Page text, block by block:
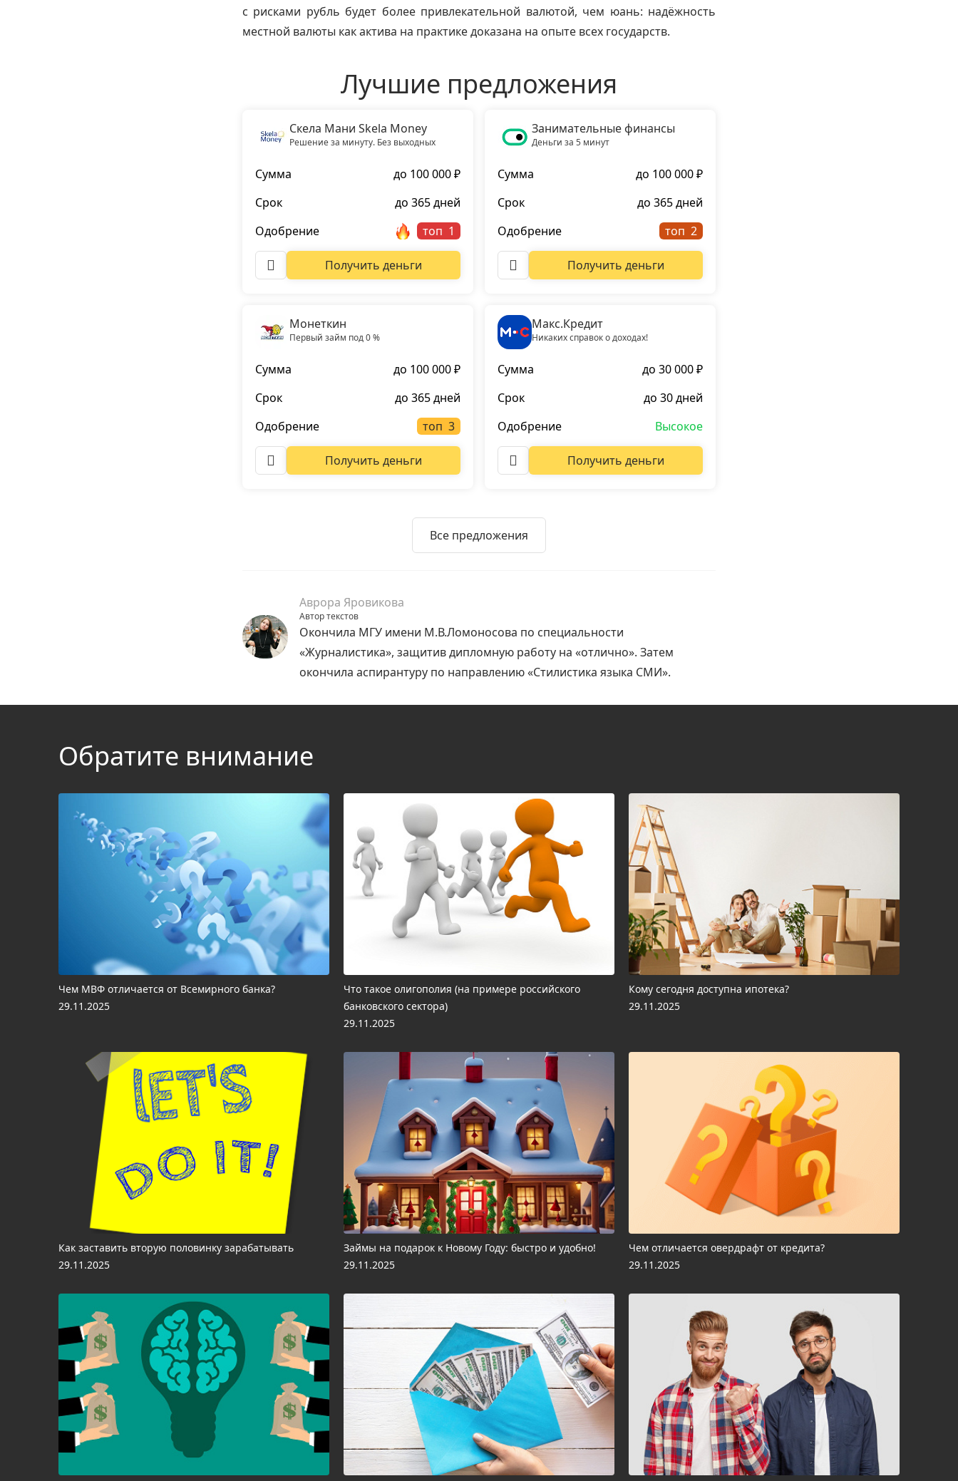
с рисками рубль будет более привлекательной валютой, чем юань: надёжность
местной валюты как актива на практике доказана на опыте всех государств.
Лучшие предложения
Скела Мани Skela Money
Решение за минуту. Без выходных
Сумма
до 100 000 ₽
Срок
до 365 дней
Одобрение
топ
Получить деньги
Занимательные финансы
Деньги за 5 минут
Сумма
до 100 000 ₽
Срок
до 365 дней
Одобрение
топ
Получить деньги
Монеткин
Первый займ под 0 %
Сумма
до 100 000 ₽
Срок
до 365 дней
Одобрение
топ
Получить деньги
Макс.Кредит
Никаких справок о доходах!
Сумма
до 30 000 ₽
Срок
до 30 дней
Одобрение
Высокое
Получить деньги
Все предложения
Аврора Яровикова
Автор текстов
Окончила МГУ имени М.В.Ломоносова по специальности
«Журналистика», защитив дипломную работу на «отлично». Затем
окончила аспирантуру по направлению «Стилистика языка СМИ».
Обратите внимание
Чем МВФ отличается от Всемирного банка?
29.11.2025
Что такое олигополия (на примере российского
банковского сектора)
29.11.2025
Кому сегодня доступна ипотека?
29.11.2025
Как заставить вторую половинку зарабатывать
29.11.2025
Займы на подарок к Новому Году: быстро и удобно!
29.11.2025
Чем отличается овердрафт от кредита?
29.11.2025